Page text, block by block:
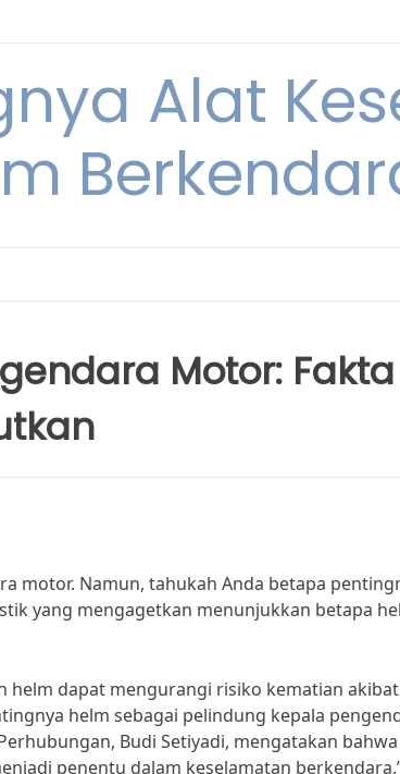
Alat
Motor: Fakta
motor. Namun, tahukah Anda betapa
yang mengagetkan menunjukkan betapa
helm dapat mengurangi risiko kematian akibat
helm sebagai pelindung kepala
Budi Setiyadi, mengatakan bahwa
penentu dalam keselamatan